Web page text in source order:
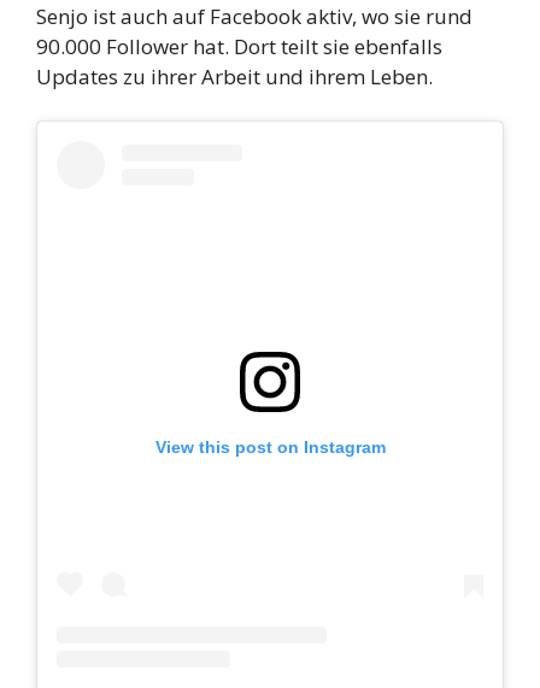
Senjo ist auch auf Facebook aktiv, wo sie rund
90.000 Follower hat. Dort teilt sie ebenfalls
Updates zu ihrer Arbeit und ihrem Leben.
View this post on Instagram